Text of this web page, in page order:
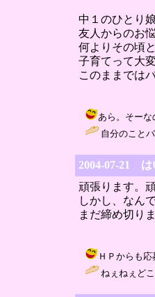
中１のひとり
友人からのお
何よりその頃
子育てって大
このままでは
あら。そーな
自分のこと
2004-07-21 は
頑張ります。
しかし、なん
まだ締め切り
ＨＰからも
ねぇねぇど